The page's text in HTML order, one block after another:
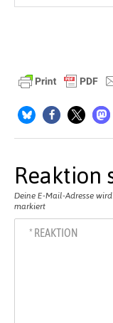
Reaktion
Deine E-Mail-Adresse
markiert